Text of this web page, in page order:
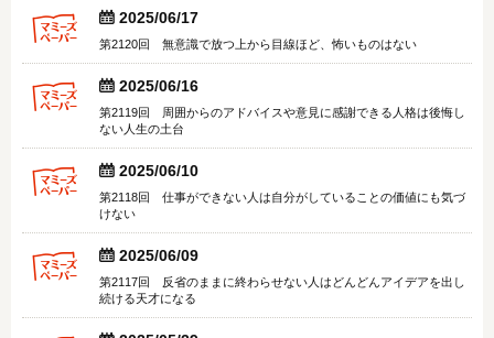
  2025/06/17
第2120回 無意識で放つ上から目線ほど、怖いものはない
  2025/06/16
第2119回 周囲からのアドバイスや意見に感謝できる人格は後悔し
ない人生の土台
  2025/06/10
第2118回 仕事ができない人は自分がしていることの価値にも気づ
けない
  2025/06/09
第2117回 反省のままに終わらせない人はどんどんアイデアを出し
続ける天才になる